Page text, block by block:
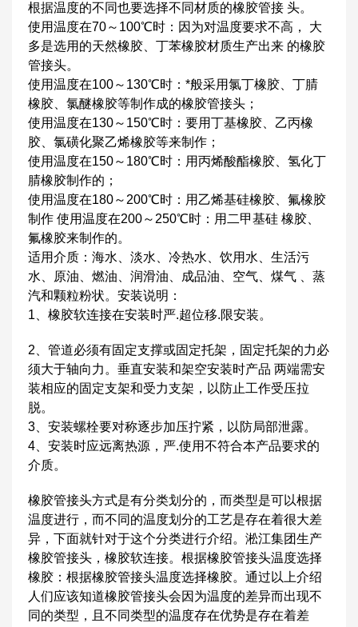
根据温度的不同也要选择不同材质的橡胶管接 头。
使用温度在70～100℃时：因为对温度要求不高， 大
多是选用的天然橡胶、丁苯橡胶材质生产出来 的橡胶
管接头。
使用温度在100～130℃时：*般采用氯丁橡胶、丁腈
橡胶、氯醚橡胶等制作成的橡胶管接头；
使用温度在130～150℃时：要用丁基橡胶、乙丙橡
胶、氯磺化聚乙烯橡胶等来制作；
使用温度在150～180℃时：用丙烯酸酯橡胶、氢化丁
腈橡胶制作的；
使用温度在180～200℃时：用乙烯基硅橡胶、氟橡胶
制作 使用温度在200～250℃时：用二甲基硅 橡胶、
氟橡胶来制作的。
适用介质：海水、淡水、冷热水、饮用水、生活污
水、原油、燃油、润滑油、成品油、空气、煤气 、蒸
汽和颗粒粉状。安装说明：
1、橡胶软连接在安装时严.超位移.限安装。
2、管道必须有固定支撑或固定托架，固定托架的力必
须大于轴向力。垂直安装和架空安装时产品 两端需安
装相应的固定支架和受力支架，以防止工作受压拉
脱。
3、安装螺栓要对称逐步加压拧紧，以防局部泄露。
4、安装时应远离热源，严.使用不符合本产品要求的
介质。
橡胶管接头方式是有分类划分的，而类型是可以根据
温度进行，而不同的温度划分的工艺是存在着很大差
异，下面就针对于这个分类进行介绍。淞江集团生产
橡胶管接头，橡胶软连接。根据橡胶管接头温度选择
橡胶：根据橡胶管接头温度选择橡胶。通过以上介绍
人们应该知道橡胶管接头会因为温度的差异而出现不
同的类型，且不同类型的温度存在优势是存在着差